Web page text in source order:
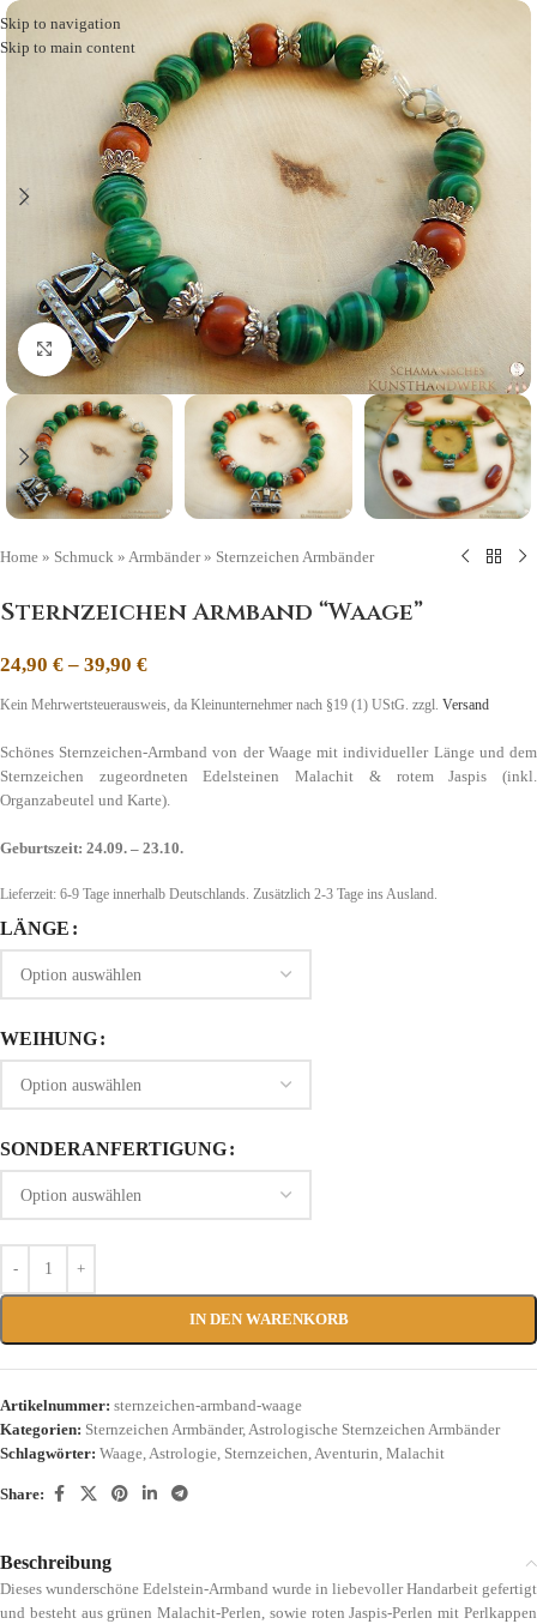
Skip to navigation
Skip to main content
Click to enlarge
Home » Schmuck » Armbänder» Sternzeichen Armbänder
Sternzeichen Armband “Waage”
24,90 €– 39,90 €
Kein Mehrwertsteuerausweis, da Kleinunternehmer nach §19 (1) UStG. zzgl. Versand
Schönes Sternzeichen-Armband von der Waage mit individueller Länge und dem
Sternzeichen zugeordneten Edelsteinen Malachit & rotem Jaspis (inkl.
Organzabeutel und Karte).
Geburtszeit: 24.09. – 23.10.
Lieferzeit: 6-9 Tage innerhalb Deutschlands. Zusätzlich 2-3 Tage ins Ausland.
LÄNGE
WEIHUNG
SONDERANFERTIGUNG
IN DEN WARENKORB
Artikelnummer: sternzeichen-armband-waage
Kategorien: Sternzeichen Armbänder,Astrologische Sternzeichen Armbänder
Schlagwörter: Waage,Astrologie, Sternzeichen,Aventurin, Malachit
Share:
Beschreibung
Dieses wunderschöne Edelstein-Armband wurde in liebevoller Handarbeit gefertigt
und besteht aus grünen Malachit-Perlen, sowie roten Jaspis-Perlen mit Perlkappen